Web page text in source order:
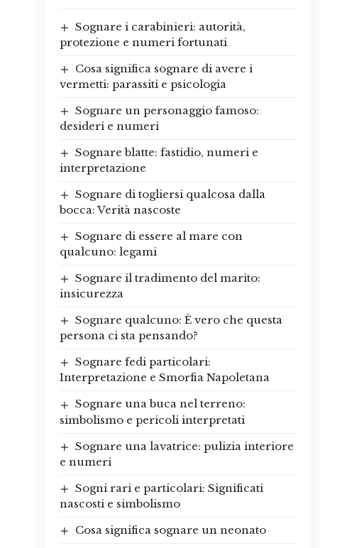
Sognare i carabinieri: autorità,
protezione e numeri fortunati
Cosa significa sognare di avere i
vermetti: parassiti e psicologia
Sognare un personaggio famoso:
desideri e numeri
Sognare blatte: fastidio, numeri e
interpretazione
Sognare di togliersi qualcosa dalla
bocca: Verità nascoste
Sognare di essere al mare con
qualcuno: legami
Sognare il tradimento del marito:
insicurezza
Sognare qualcuno: È vero che questa
persona ci sta pensando?
Sognare fedi particolari:
Interpretazione e Smorfia Napoletana
Sognare una buca nel terreno:
simbolismo e pericoli interpretati
Sognare una lavatrice: pulizia interiore
e numeri
Sogni rari e particolari: Significati
nascosti e simbolismo
Cosa significa sognare un neonato